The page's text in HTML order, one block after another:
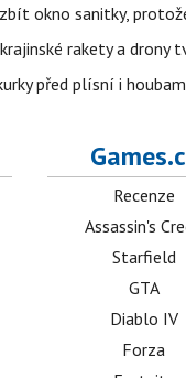
okno sanitky,
rakety a
před plísní i
Recenze
Assassin's
Starfield
GTA
Diablo IV
Forza